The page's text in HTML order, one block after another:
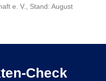
e. V., Stand: August
Check